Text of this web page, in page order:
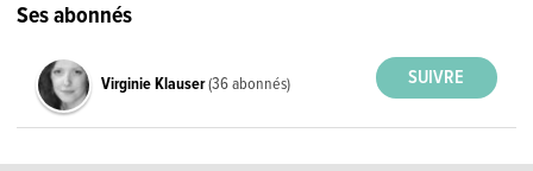
Ses abonnés
Virginie Klauser(36 abonnés)